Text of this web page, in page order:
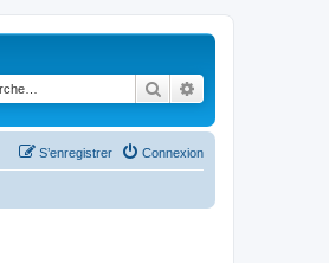
Rechercher
Connexion
S’enregistrer